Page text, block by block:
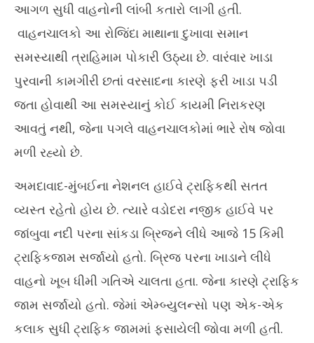
આગળ સુધી વાહનોની લાંબી કતારો લાગી હતી.
વાહનચાલકો આ રોજિંદા માથાના દુખાવા સમાન
સમસ્યાથી ત્રાહિમામ પોકારી ઉઠ્યા છે. વારંવાર ખાડા
પુરવાની કામગીરી છતાં વરસાદના કારણે ફરી ખાડા પડી
જતા હોવાથી આ સમસ્યાનું કોઈ કાયમી નિરાકરણ
આવતું નથી, જેના પગલે વાહનચાલકોમાં ભારે રોષ જોવા
મળી રહ્યો છે.
અમદાવાદ-મુંબઈના નેશનલ હાઈવે ટ્રાફિકથી સતત
વ્યસ્ત રહેતો હોય છે. ત્યારે વડોદરા નજીક હાઈવે પર
જાંબુવા નદી પરના સાંકડા બ્રિજને લીધે આજે 15 કિમી
ટ્રાફિકજામ સર્જાયો હતો. બ્રિજ પરના ખાડાને લીધે
વાહનો ખૂબ ધીમી ગતિએ ચાલતા હતા. જેના કારણે ટ્રાફિક
જામ સર્જાયો હતો. જેમાં એમ્બ્યુલન્સો પણ એક-એક
કલાક સુધી ટ્રાફિક જામમાં ફસાયેલી જોવા મળી હતી.